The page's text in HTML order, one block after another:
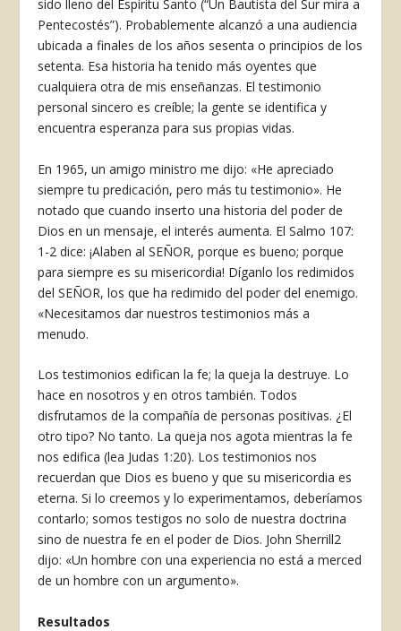
sido lleno del Espíritu Santo (“Un Bautista del Sur mira a
Pentecostés”). Probablemente alcanzó a una audiencia
ubicada a finales de los años sesenta o principios de los
setenta. Esa historia ha tenido más oyentes que
cualquiera otra de mis enseñanzas. El testimonio
personal sincero es creíble; la gente se identifica y
encuentra esperanza para sus propias vidas.
En 1965, un amigo ministro me dijo: «He apreciado
siempre tu predicación, pero más tu testimonio». He
notado que cuando inserto una historia del poder de
Dios en un mensaje, el interés aumenta. El Salmo 107:
1-2 dice: ¡Alaben al SEÑOR, porque es bueno; porque
para siempre es su misericordia! Díganlo los redimidos
del SEÑOR, los que ha redimido del poder del enemigo.
«Necesitamos dar nuestros testimonios más a
menudo.
Los testimonios edifican la fe; la queja la destruye. Lo
hace en nosotros y en otros también. Todos
disfrutamos de la compañía de personas positivas. ¿El
otro tipo? No tanto. La queja nos agota mientras la fe
nos edifica (lea Judas 1:20). Los testimonios nos
recuerdan que Dios es bueno y que su misericordia es
eterna. Si lo creemos y lo experimentamos, deberíamos
contarlo; somos testigos no solo de nuestra doctrina
sino de nuestra fe en el poder de Dios. John Sherrill2
dijo: «Un hombre con una experiencia no está a merced
de un hombre con un argumento».
Resultados